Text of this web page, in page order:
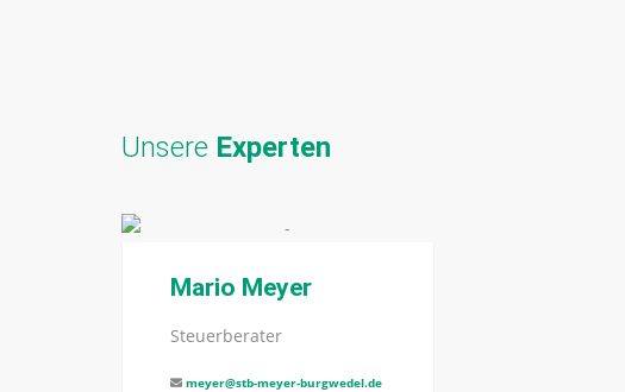
Unsere Experten
Mario Meyer
Steuerberater
meyer@stb-meyer-burgwedel.de